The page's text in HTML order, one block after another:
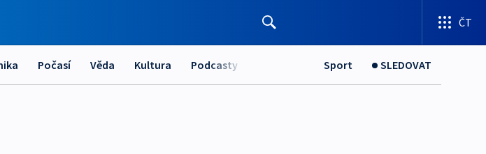
ČT
Počasí Věda Kultura Podcasty Sport SLEDOVAT